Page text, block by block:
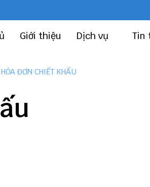
Giới thiệu Dịch vụ Tin
ĐƠN CHIẾT KHẤU